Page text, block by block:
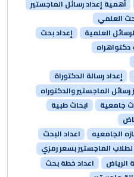
أهمية إعداد رسائل الماجستير
العلمي
العلمية
إعداد بحث
دكتواهراه
إعداد رسالة الدكتوراة
رسائل الماجستير والدكتوراه
جامعية
ابحاث طبية
الجامعيه
اعداد البحث
الماجستير بسعر رمزي
الرياض
اعداد خطة بحث